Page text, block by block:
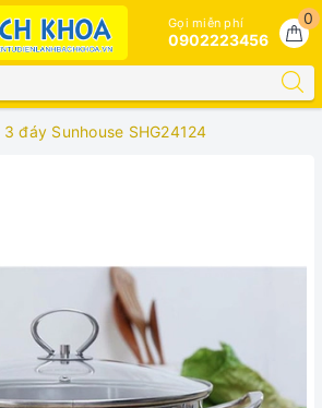
0
Gọi miễn phí
0902223456
đáy Sunhouse SHG24124